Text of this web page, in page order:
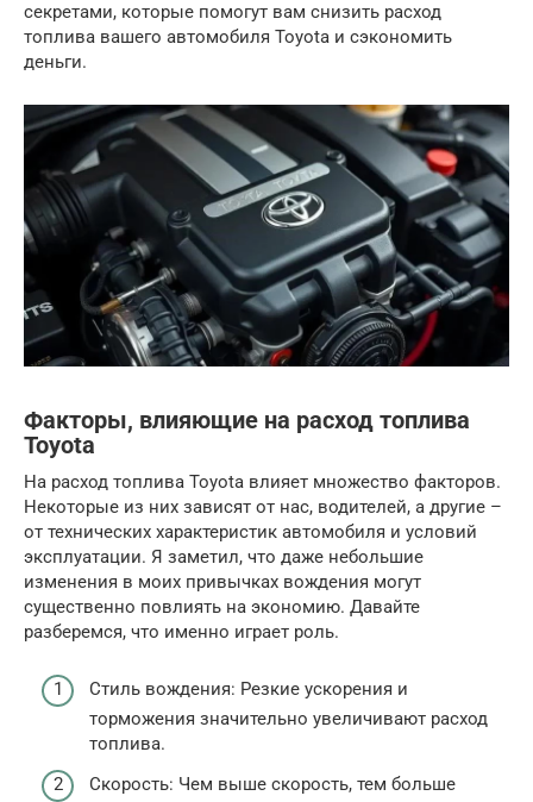
секретами, которые помогут вам снизить расход
топлива вашего автомобиля Toyota и сэкономить
деньги.
Факторы, влияющие на расход топлива
Toyota
На расход топлива Toyota влияет множество факторов.
Некоторые из них зависят от нас, водителей, а другие –
от технических характеристик автомобиля и условий
эксплуатации. Я заметил, что даже небольшие
изменения в моих привычках вождения могут
существенно повлиять на экономию. Давайте
разберемся, что именно играет роль.
Стиль вождения: Резкие ускорения и
торможения значительно увеличивают расход
топлива.
Скорость: Чем выше скорость, тем больше